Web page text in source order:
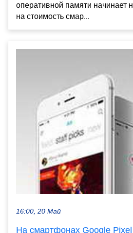
оперативной памяти начинает
на стоимость смар...
16:00, 20 Май
На смартфонах Google